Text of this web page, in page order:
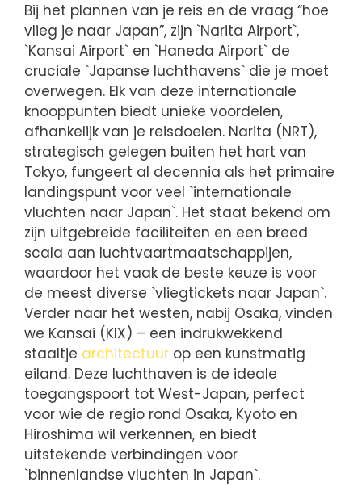
Bij het plannen van je reis en de vraag “hoe
vlieg je naar Japan”, zijn `Narita Airport`,
`Kansai Airport` en `Haneda Airport` de
cruciale `Japanse luchthavens` die je moet
overwegen. Elk van deze internationale
knooppunten biedt unieke voordelen,
afhankelijk van je reisdoelen. Narita (NRT),
strategisch gelegen buiten het hart van
Tokyo, fungeert al decennia als het primaire
landingspunt voor veel `internationale
vluchten naar Japan`. Het staat bekend om
zijn uitgebreide faciliteiten en een breed
scala aan luchtvaartmaatschappijen,
waardoor het vaak de beste keuze is voor
de meest diverse `vliegtickets naar Japan`.
Verder naar het westen, nabij Osaka, vinden
we Kansai (KIX) – een indrukwekkend
staaltje architectuur op een kunstmatig
eiland. Deze luchthaven is de ideale
toegangspoort tot West-Japan, perfect
voor wie de regio rond Osaka, Kyoto en
Hiroshima wil verkennen, en biedt
uitstekende verbindingen voor
`binnenlandse vluchten in Japan`.